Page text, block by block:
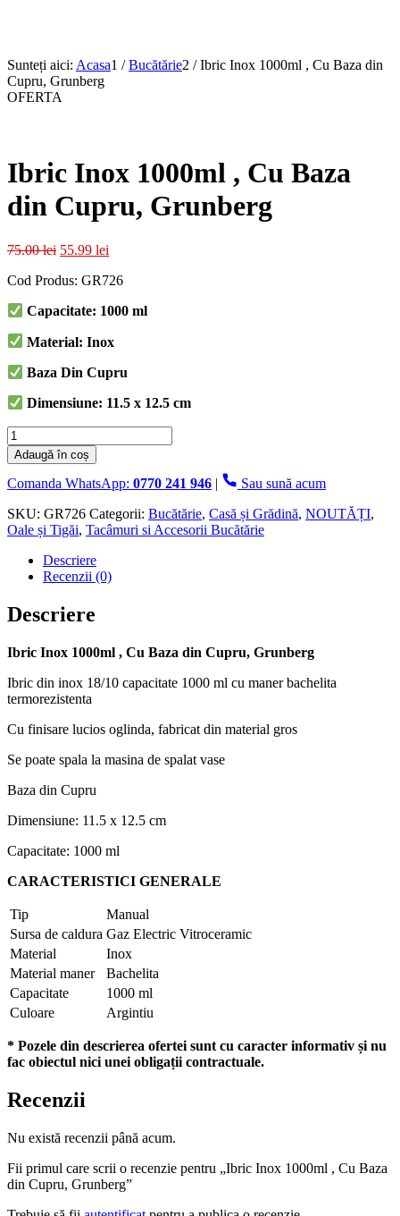
Sunteți aici: Acasa1 / Bucătărie2 / Ibric Inox 1000ml , Cu Baza din
Cupru, Grunberg
OFERTA
Ibric Inox 1000ml , Cu Baza
din Cupru, Grunberg
75.00lei Prețul
a
75.00 lei.
55.99 lei
este:
Cod Produs: GR726
Capacitate: 1000 ml
Material: Inox
Baza Din Cupru
Dimensiune: 11.5 x 12.5 cm
Cantitate
Ibric
Inox
1000ml
Cu
Baza
Cupru,
Grunberg
Adaugă în coș
Comanda WhatsApp: 0770 241 946 |
Sau sună acum
SKU: GR726 Categorii: Bucătărie, Casă și Grădină, NOUTĂȚI,
Oale și Tigăi, Tacâmuri si Accesorii Bucătărie
Descriere
Recenzii (0)
Descriere
Ibric Inox 1000ml , Cu Baza din Cupru, Grunberg
Ibric din inox 18/10 capacitate 1000 ml cu maner bachelita
termorezistenta
Cu finisare lucios oglinda, fabricat din material gros
Se poate spala la masina de spalat vase
Baza din Cupru
Dimensiune: 11.5 x 12.5 cm
Capacitate: 1000 ml
CARACTERISTICI GENERALE
Tip
Manual
Sursa de caldura Gaz Electric Vitroceramic
Material
Inox
Material maner
Bachelita
Capacitate
1000 ml
Culoare
Argintiu
* Pozele din descrierea ofertei sunt cu caracter informativ și nu
fac obiectul nici unei obligații contractuale.
Recenzii
Nu există recenzii până acum.
Fii primul care scrii o recenzie pentru „Ibric Inox 1000ml , Cu Baza
din Cupru, Grunberg”